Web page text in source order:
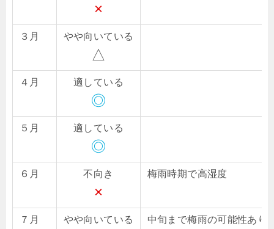
×
３月 やや向いている
△
４月 適している
◎
５月 適している
◎
６月 不向き
×
梅雨時期で高湿度
７月 やや向いている 中旬まで梅雨の可能性あり